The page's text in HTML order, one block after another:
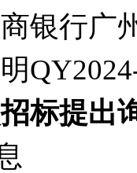
银行广
标提出